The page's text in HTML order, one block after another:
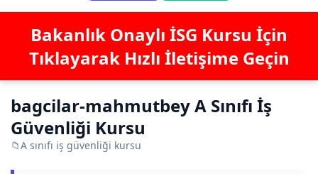
Bakanlık Onaylı İSG Kursu İçin
Tıklayarak Hızlı İletişime Geçin
bagcilar-mahmutbey A Sınıfı İş
Güvenliği Kursu
📁A sınıfı iş güvenliği kursu